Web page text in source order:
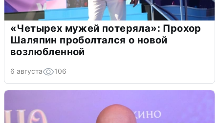
«Четырех мужей потеряла»: Прохор
Шаляпин проболтался о новой
возлюбленной
6 августа 106